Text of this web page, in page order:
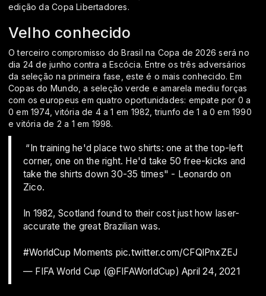
edição da Copa Libertadores.
Velho conhecido
O terceiro compromisso do Brasil na Copa de 2026 será no
dia 24 de junho contra a Escócia. Entre os três adversários
da seleção na primeira fase, este é o mais conhecido. Em
Copas do Mundo, a seleção verde e amarela mediu forças
com os europeus em quatro oportunidades: empate por 0 a
0 em 1974, vitória de 4 a 1 em 1982, triunfo de 1 a 0 em 1990
e vitória de 2 a 1 em 1998.
️ “In training he'd place two shirts: one at the top-left
corner, one on the right. He'd take 50 free-kicks and
take the shirts down 30-35 times" - Leonardo on
Zico.
In 1982, Scotland found to their cost just how laser-
accurate the great Brazilian was.
#WorldCup Moments pic.twitter.com/CFQlPnxZEJ
— FIFA World Cup (@FIFAWorldCup) April 24, 2021